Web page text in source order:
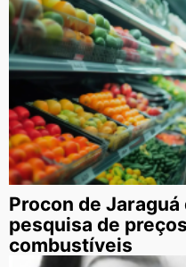
Procon de
pesquisa de
combustíveis